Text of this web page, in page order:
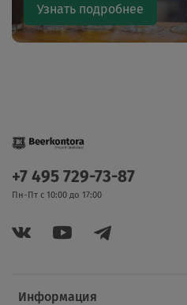
Узнать подробнее
Информация
+7 495 729-73-87
Пн-Пт с 10:00 до 17:00